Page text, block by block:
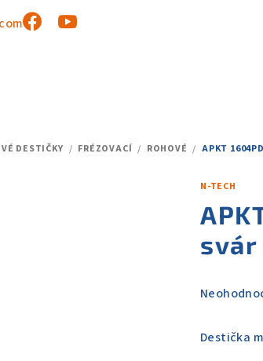
DESTIČKY / FRÉZOVACÍ / ROHOVÉ / APKT
N-TECH
svár
Průměrné
produktu
Destička